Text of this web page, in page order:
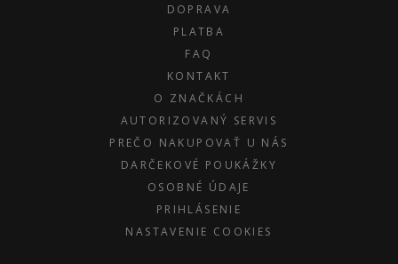
DOPRAVA
PLATBA
FAQ
KONTAKT
O ZNAČKÁCH
AUTORIZOVANÝ SERVIS
PREČO NAKUPOVAŤ U NÁS
DARČEKOVÉ POUKÁŽKY
OSOBNÉ ÚDAJE
PRIHLÁSENIE
NASTAVENIE COOKIES